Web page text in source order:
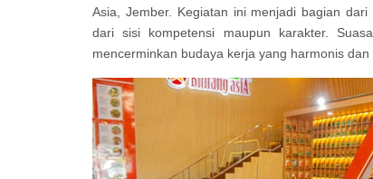
Asia, Jember. Kegiatan ini menjadi bagian
dari sisi kompetensi maupun karakter.
mencerminkan budaya kerja yang harmonis